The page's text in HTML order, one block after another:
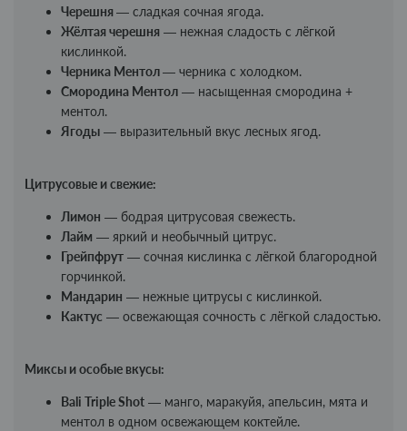
Черешня— сладкая сочная ягода.
Жёлтая черешня — нежная сладость с лёгкой
кислинкой.
Черника Ментол— черника с холодком.
Смородина Ментол — насыщенная смородина +
ментол.
Ягоды — выразительный вкус лесных ягод.
Цитрусовые и свежие:
Лимон — бодрая цитрусовая свежесть.
Лайм — яркий и необычный цитрус.
Грейпфрут — сочная кислинка с лёгкой благородной
горчинкой.
Мандарин — нежные цитрусы с кислинкой.
Кактус — освежающая сочность с лёгкой сладостью.
Миксы и особые вкусы:
Bali Triple Shot — манго, маракуйя, апельсин, мята и
ментол в одном освежающем коктейле.